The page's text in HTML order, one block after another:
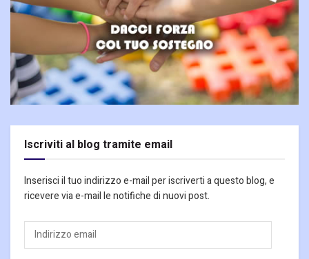
Iscriviti al blog tramite email
Inserisci il tuo indirizzo e-mail per iscriverti a questo blog, e
ricevere via e-mail le notifiche di nuovi post.
Indirizzo
email